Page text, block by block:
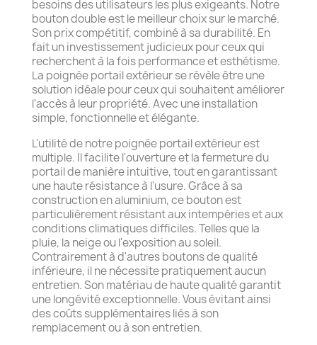
besoins des utilisateurs les plus exigeants. Notre
bouton double est le meilleur choix sur le marché.
Son prix compétitif, combiné à sa durabilité. En
fait un investissement judicieux pour ceux qui
recherchent à la fois performance et esthétisme.
La poignée portail extérieur se révèle être une
solution idéale pour ceux qui souhaitent améliorer
l'accès à leur propriété. Avec une installation
simple, fonctionnelle et élégante.
L'utilité de notre poignée portail extérieur est
multiple. Il facilite l'ouverture et la fermeture du
portail de manière intuitive, tout en garantissant
une haute résistance à l'usure. Grâce à sa
construction en aluminium, ce bouton est
particulièrement résistant aux intempéries et aux
conditions climatiques difficiles. Telles que la
pluie, la neige ou l'exposition au soleil.
Contrairement à d'autres boutons de qualité
inférieure, il ne nécessite pratiquement aucun
entretien. Son matériau de haute qualité garantit
une longévité exceptionnelle. Vous évitant ainsi
des coûts supplémentaires liés à son
remplacement ou à son entretien.